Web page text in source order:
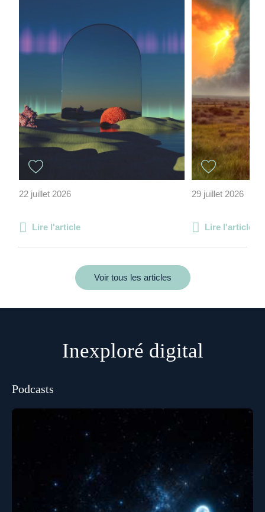
22 juillet 2026
Lire l'article
29 juillet 2026
Lire l'article
Voir tous les articles
Inexploré digital
Podcasts